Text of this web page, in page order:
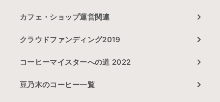
カフェ・ショップ運営関連
クラウドファンディング2019
コーヒーマイスターへの道 2022
豆乃木のコーヒー一覧